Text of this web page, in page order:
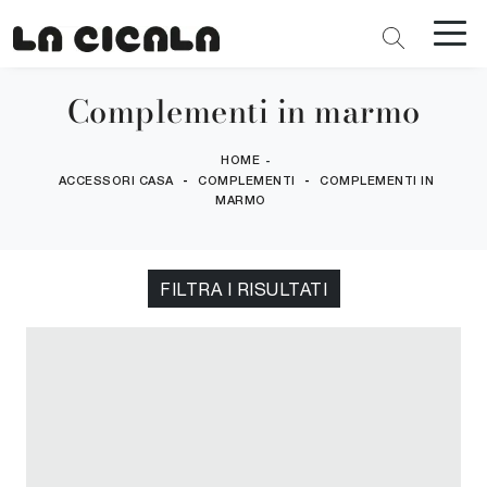
Complementi in marmo
HOME -
ACCESSORI CASA - COMPLEMENTI -
COMPLEMENTI IN
MARMO
FILTRA I RISULTATI